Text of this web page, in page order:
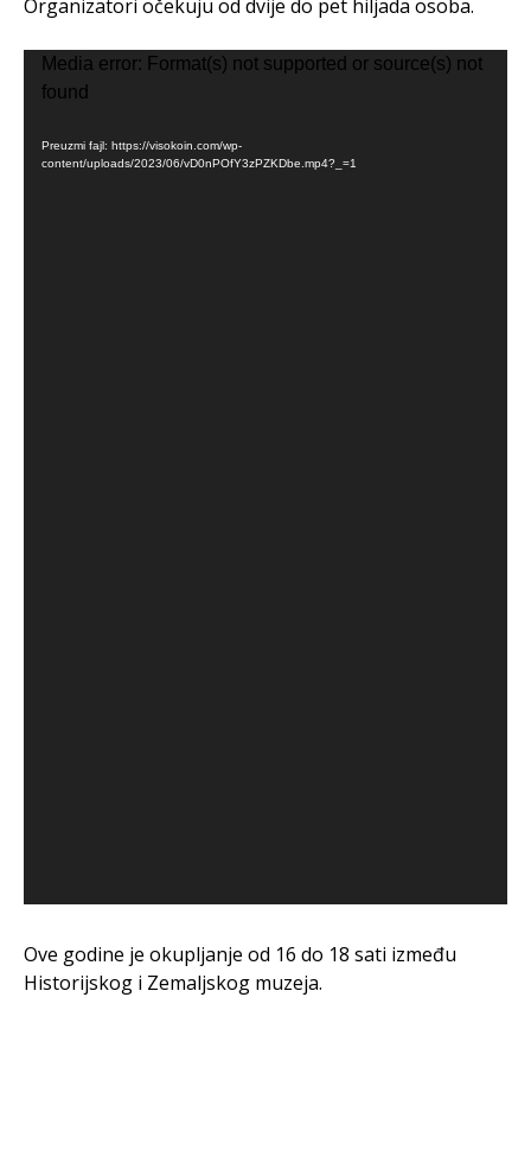
Organizatori očekuju od dvije do pet hiljada osoba.
Video
Player
Media error: Format(s) not supported or source(s) not
found
Preuzmi fajl: https://visokoin.com/wp-
content/uploads/2023/06/vD0nPOfY3zPZKDbe.mp4?_=1
Ove godine je okupljanje od 16 do 18 sati između
Historijskog i Zemaljskog muzeja.